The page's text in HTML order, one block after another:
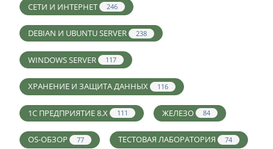
СЕТИ И ИНТЕРНЕТ 246
DEBIAN И UBUNTU SERVER 238
WINDOWS SERVER 117
ХРАНЕНИЕ И ЗАЩИТА ДАННЫХ 116
1С ПРЕДПРИЯТИЕ 8.X 111 ЖЕЛЕЗО 84
OS-ОБЗОР 77 ТЕСТОВАЯ ЛАБОРАТОРИЯ 74